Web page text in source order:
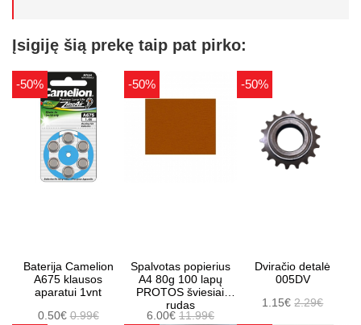
Įsigiję šią prekę taip pat pirko:
-50%
Baterija Camelion
A675 klausos
aparatui 1vnt
0.50€0.99€
-50%
Spalvotas popierius
A4 80g 100 lapų
PROTOS šviesiai
rudas
6.00€ 11.99€
-50%
Dviračio detalė
005DV
1.15€2.29€